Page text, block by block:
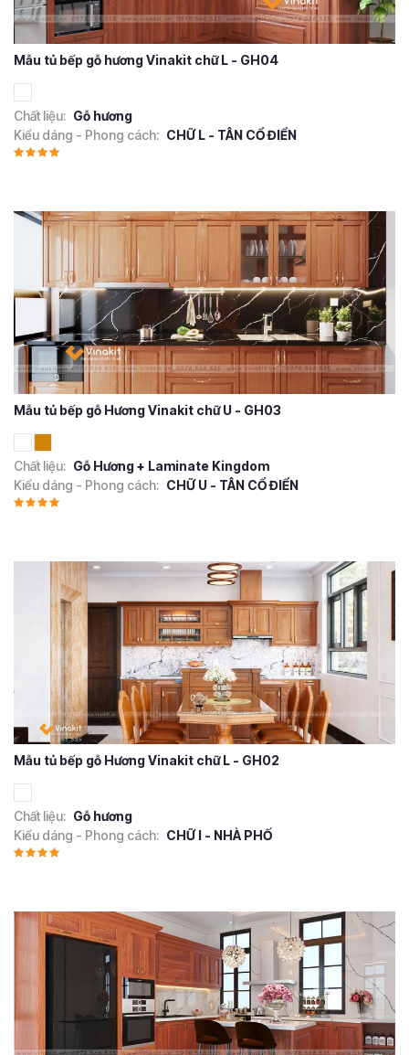
Mẫu tủ bếp gỗ hương Vinakit chữ L - GH04
Chất liệu: Gỗ hương
Kiểu dáng - Phong cách: CHỮ L - TÂN CỔ ĐIỂN
Mẫu tủ bếp gỗ Hương Vinakit chữ U - GH03
Chất liệu: Gỗ Hương + Laminate Kingdom
Kiểu dáng - Phong cách: CHỮ U - TÂN CỔ ĐIỂN
Mẫu tủ bếp gỗ Hương Vinakit chữ L - GH02
Chất liệu: Gỗ hương
Kiểu dáng - Phong cách: CHỮ I - NHÀ PHỐ